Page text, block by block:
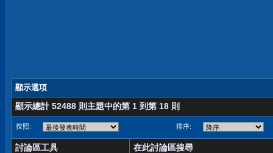
顯示選項
顯示總計 52488 則主題中的第 1 到第 18 則
按照: 排序:
討論區工具 在此討論區搜尋